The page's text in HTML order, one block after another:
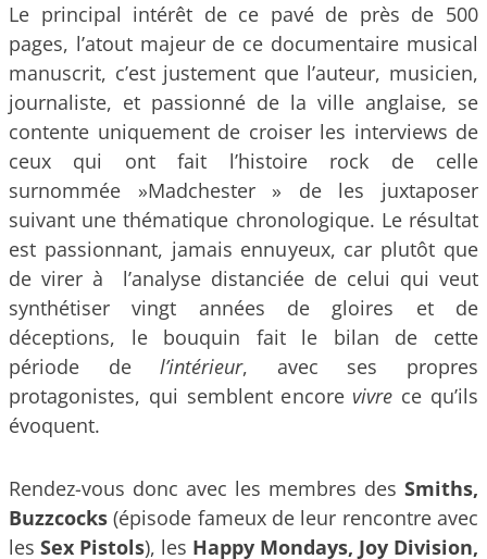
Le principal intérêt de ce pavé de près de 500
pages, l’atout majeur de ce documentaire musical
manuscrit, c’est justement que l’auteur, musicien,
journaliste, et passionné de la ville anglaise, se
contente uniquement de croiser les interviews de
ceux qui ont fait l’histoire rock de celle
surnommée »Madchester » de les juxtaposer
suivant une thématique chronologique. Le résultat
est passionnant, jamais ennuyeux, car plutôt que
de virer à l’analyse distanciée de celui qui veut
synthétiser vingt années de gloires et de
déceptions, le bouquin fait le bilan de cette
période del’intérieur, avec ses propres
protagonistes, qui semblent encore vivre ce qu’ils
évoquent.
Rendez-vous donc avec les membres des Smiths,
Buzzcocks (épisode fameux de leur rencontre avec
les Sex Pistols), les Happy Mondays, Joy Division,